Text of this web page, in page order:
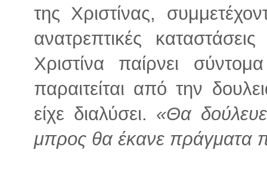
της Χριστίνας,
ανατρεπτικές
Χριστίνα παίρνει
παραιτείται από την
είχε διαλύσει. «Θα
μπρος θα έκανε πράγματα